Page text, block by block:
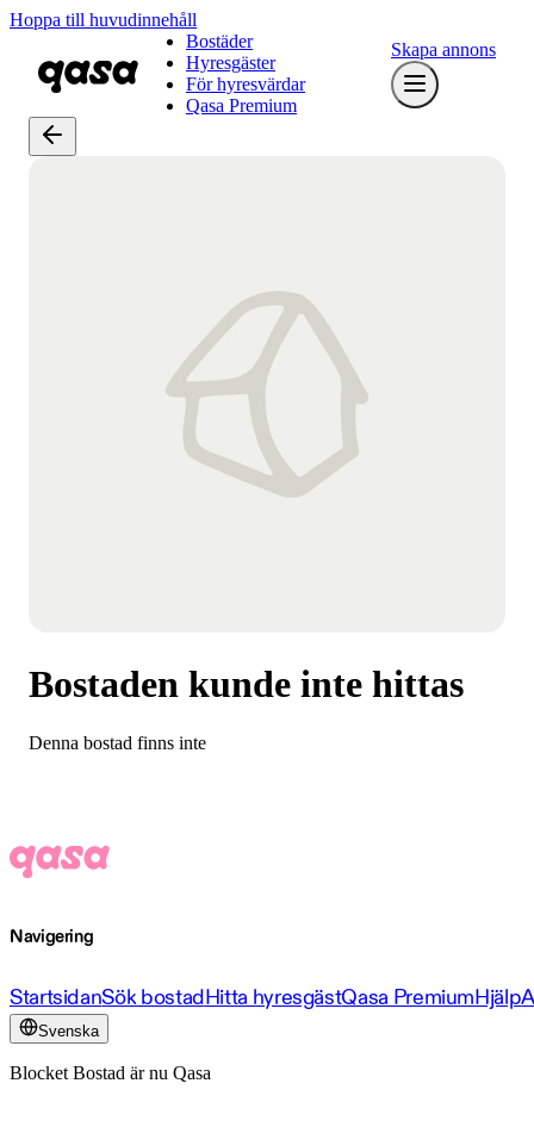
Hoppa till huvudinnehåll
Bostäder
Hyresgäster
För hyresvärdar
Qasa Premium
Skapa annons
Bostaden kunde inte hittas
Denna bostad finns inte
Navigering
StartsidanSök bostadHitta hyresgästQasa PremiumHjälp
Svenska
Blocket Bostad är nu Qasa